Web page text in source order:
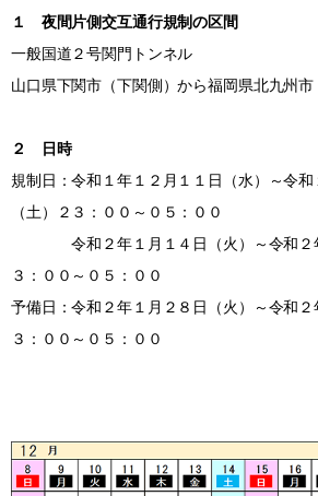
１ 夜間片側交互通行規制の区間
一般国道２号関門トンネル
山口県下関市（下関側）から福岡県北九州市
２ 日時
規制日：令和１年１２月１１日（水）～令和
（土）２３：００～０５：００
令和２年１月１４日（火）～令和２年
３：００～０５：００
予備日：令和２年１月２８日（火）～令和２
３：００～０５：００